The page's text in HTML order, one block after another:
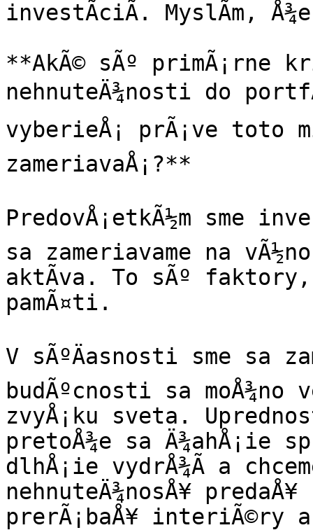
investÃ­ciÃ­. MyslÃ­m,
**AkÃ© sÃº primÃ¡rne
nehnuteÄ¾nosti do
vyberieÅ¡ prÃ¡ve toto
zameriavaÅ¡?**
PredovÅ¡etkÃ½m sme
sa zameriavame na
aktÃ­va. To sÃº faktory,
pamÃ¤ti.
V sÃºÄasnosti sme sa
budÃºcnosti sa moÅ¾no
zvyÅ¡ku sveta.
pretoÅ¾e sa Ä¾ahÅ¡ie
dlhÅ¡ie vydrÅ¾Ã­ a
nehnuteÄ¾nosÅ¥
prerÃ¡baÅ¥ interiÃ©ry